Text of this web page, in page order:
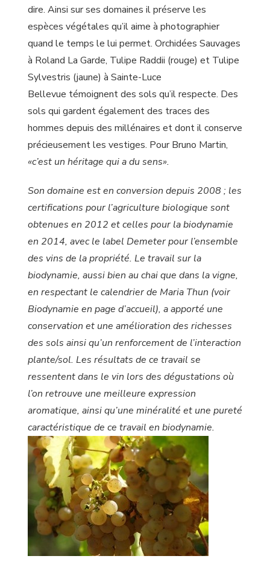
dire. Ainsi sur ses domaines il préserve les
espèces végétales qu’il aime à photographier
quand le temps le lui permet. Orchidées Sauvages
à Roland La Garde, Tulipe Raddii (rouge) et Tulipe
Sylvestris (jaune) à Sainte-Luce
Bellevue témoignent des sols qu’il respecte. Des
sols qui gardent également des traces des
hommes depuis des millénaires et dont il conserve
précieusement les vestiges. Pour Bruno Martin,
«c’est un héritage qui a du sens».
Son domaine est en conversion depuis 2008 ; les
certifications pour l’agriculture biologique sont
obtenues en 2012 et celles pour la biodynamie
en 2014, avec le label Demeter pour l’ensemble
des vins de la propriété. Le travail sur la
biodynamie, aussi bien au chai que dans la vigne,
en respectant le calendrier de Maria Thun (voir
Biodynamie en page d’accueil), a apporté une
conservation et une amélioration des richesses
des sols ainsi qu’un renforcement de l’interaction
plante/sol. Les résultats de ce travail se
ressentent dans le vin lors des dégustations où
l’on retrouve une meilleure expression
aromatique, ainsi qu’une minéralité et une pureté
caractéristique de ce travail en biodynamie.